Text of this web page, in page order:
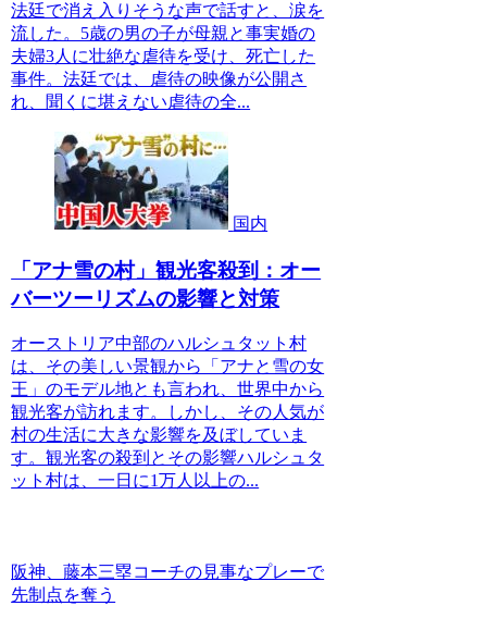
法廷で消え入りそうな声で話すと、涙を
流した。5歳の男の子が母親と事実婚の
夫婦3人に壮絶な虐待を受け、死亡した
事件。法廷では、虐待の映像が公開さ
れ、聞くに堪えない虐待の全...
国内
「アナ雪の村」観光客殺到：オー
バーツーリズムの影響と対策
オーストリア中部のハルシュタット村
は、その美しい景観から「アナと雪の女
王」のモデル地とも言われ、世界中から
観光客が訪れます。しかし、その人気が
村の生活に大きな影響を及ぼしていま
す。観光客の殺到とその影響ハルシュタ
ット村は、一日に1万人以上の...
阪神、藤本三塁コーチの見事なプレーで
先制点を奪う